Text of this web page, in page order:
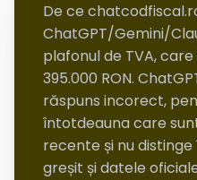
De ce
ChatGPT/Gemini/
plafonul de TVA,
395.000 RON.
răspuns incorect,
întotdeauna care
recente și nu
greșit și datele